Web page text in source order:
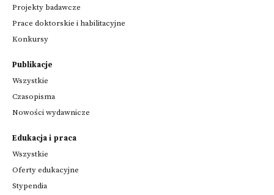
Projekty badawcze
Prace doktorskie i habilitacyjne
Konkursy
Publikacje
Wszystkie
Czasopisma
Nowości wydawnicze
Edukacja i praca
Wszystkie
Oferty edukacyjne
Stypendia